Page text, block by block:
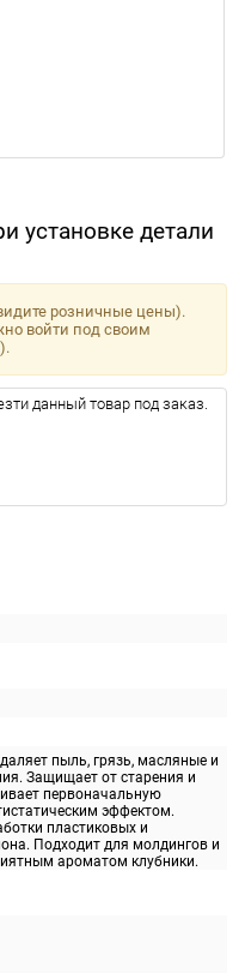
установке детали
пыль, грязь, масляные и
Защищает от старения и
первоначальную
эффектом.
пластиковых и
Подходит для молдингов и
ароматом клубники.
розничные цены).
войти под своим
данный товар под заказ.